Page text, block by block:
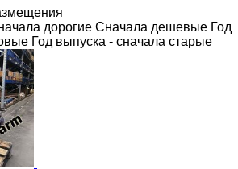
дорогие Сначала дешевые Год
Год выпуска - сначала старые